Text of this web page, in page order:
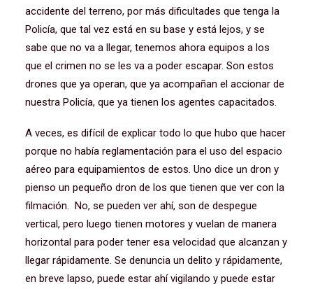
accidente del terreno, por más dificultades que tenga la
Policía, que tal vez está en su base y está lejos, y se
sabe que no va a llegar, tenemos ahora equipos a los
que el crimen no se les va a poder escapar. Son estos
drones que ya operan, que ya acompañan el accionar de
nuestra Policía, que ya tienen los agentes capacitados.
A veces, es difícil de explicar todo lo que hubo que hacer
porque no había reglamentación para el uso del espacio
aéreo para equipamientos de estos. Uno dice un dron y
pienso un pequeño dron de los que tienen que ver con la
filmación. No, se pueden ver ahí, son de despegue
vertical, pero luego tienen motores y vuelan de manera
horizontal para poder tener esa velocidad que alcanzan y
llegar rápidamente. Se denuncia un delito y rápidamente,
en breve lapso, puede estar ahí vigilando y puede estar